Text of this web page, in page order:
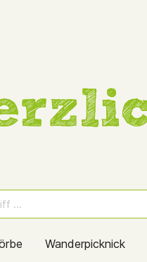
Wanderpicknick